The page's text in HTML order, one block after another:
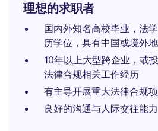
理想的求职者
国内外知名高校毕业，法
历学位，具有中国或境外
10年以上大型跨企业，或
法律合规相关工作经历
有主导开展重大法律合规
良好的沟通与人际交往能力